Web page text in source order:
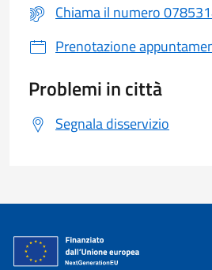
Chiama il numero
Prenotazione
Problemi in città
Segnala disservizio